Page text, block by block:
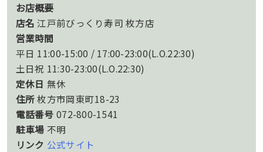
お店概要
店名 江戸前びっくり寿司 枚方店
営業時間
平日 11:00-15:00 / 17:00-23:00(L.O.22:30)
土日祝 11:30-23:00(L.O.22:30)
定休日 無休
住所枚方市岡東町18-23
電話番号 072-800-1541
駐車場 不明
リンク 公式サイト